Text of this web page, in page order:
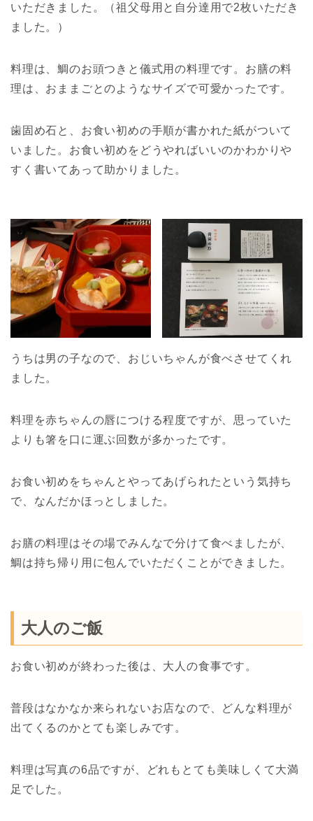
いただきました。（祖父母用と自分達用で2枚いただき
ました。）
料理は、鯛のお頭つきと儀式用の料理です。お膳の料
理は、おままごとのようなサイズで可愛かったです。
歯固め石と、お食い初めの手順が書かれた紙がついて
いました。お食い初めをどうやればいいのかわかりや
すく書いてあって助かりました。
うちは男の子なので、おじいちゃんが食べさせてくれ
ました。
料理を赤ちゃんの唇につける程度ですが、思っていた
よりも箸を口に運ぶ回数が多かったです。
お食い初めをちゃんとやってあげられたという気持ち
で、なんだかほっとしました。
お膳の料理はその場でみんなで分けて食べましたが、
鯛は持ち帰り用に包んでいただくことができました。
大人のご飯
お食い初めが終わった後は、大人の食事です。
普段はなかなか来られないお店なので、どんな料理が
出てくるのかとても楽しみです。
料理は写真の6品ですが、どれもとても美味しくて大満
足でした。